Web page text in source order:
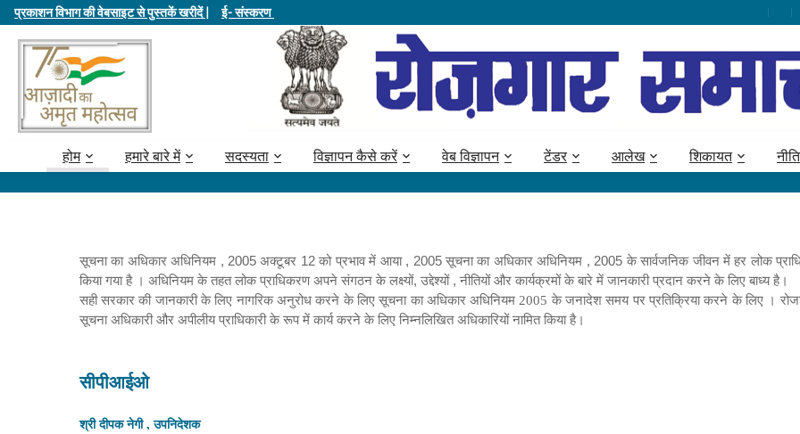
प्रकाशन विभाग की वेबसाइट से पुस्तकें खरीदें | ई- संस्करण
होम हमारे बारे में सदस्यता विज्ञापन कैसे करें वेब विज्ञापन टेंडर आलेख शिकायत नीति
सूचना का अधिकार अधिनियम , 2005 अक्टूबर 12 को प्रभाव में आया , 2005 सूचना का अधिकार अधिनियम , 2005 के सार्वजनिक जीवन में हर लोक
किया गया है । अधिनियम के तहत लोक प्राधिकरण अपने संगठन के लक्ष्यों, उद्देश्यों , नीतियों और कार्यक्रमों के बारे में जानकारी प्रदान करने के लिए बाध्य है।
सही सरकार की जानकारी के लिए नागरिक अनुरोध करने के लिए सूचना का अधिकार अधिनियम 2005 के जनादेश समय पर प्रतिक्रिया करने के लिए ।
सूचना अधिकारी और अपीलीय प्राधिकारी के रूप में कार्य करने के लिए निम्नलिखित अधिकारियों नामित किया है।
सीपीआईओ
श्री दीपक नेगी , उपनिदेशक